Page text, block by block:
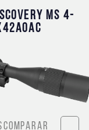
MS 4-
Comparar